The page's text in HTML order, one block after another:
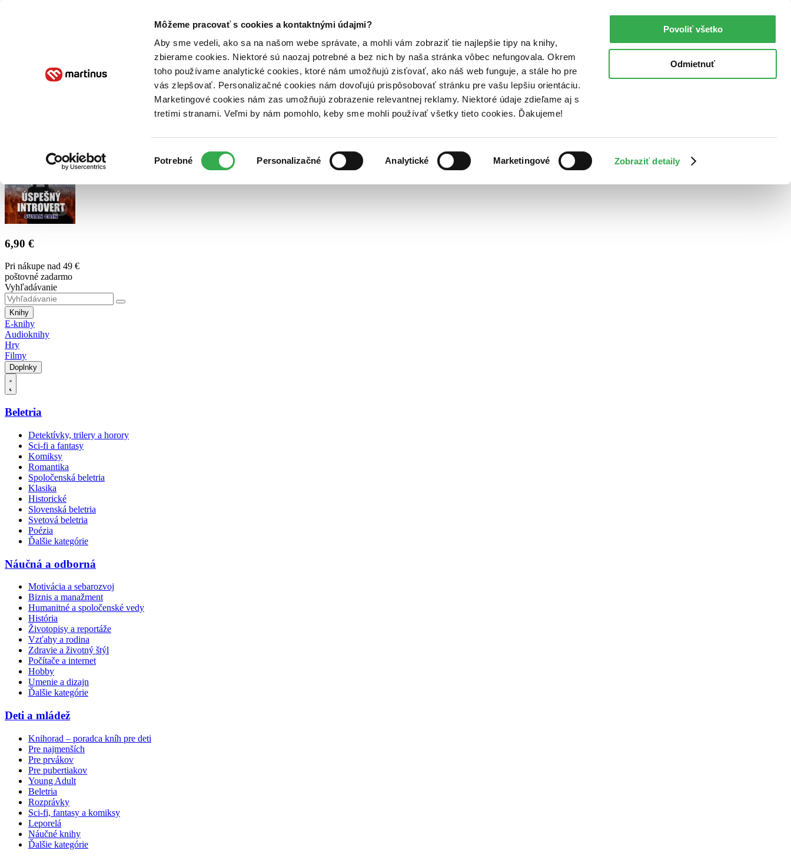
Môžeme pracovať s cookies a kontaktnými údajmi?
Aby sme vedeli, ako sa na našom webe správate, a mohli vám zobraziť tie najlepšie tipy na knihy,
zbierame cookies. Niektoré sú naozaj potrebné a bez nich by naša stránka vôbec nefungovala. Okrem
toho používame analytické cookies, ktoré nám umožňujú zisťovať, ako náš web funguje, a stále ho pre
vás zlepšovať. Personalizačné cookies nám dovoľujú prispôsobovať stránku pre vašu lepšiu orientáciu.
Marketingové cookies nám zas umožňujú zobrazenie relevantnej reklamy. Niektoré údaje zdieľame aj s
tretími stranami. Veľmi by nám pomohlo, keby sme mohli používať všetky tieto cookies. Ďakujeme!
súhlasu
Potrebné Personalizačné Analytické Marketingové Zobraziť detaily
Povoliť všetko
Odmietnuť
Poukážky Kontakt
6,90 €
Pri nákupe nad 49 €
poštovné zadarmo
Vyhľadávanie
Knihy
E-knihy
Audioknihy
Hry
Filmy
Doplnky
Beletria
Detektívky, trilery a horory
Sci-fi a fantasy
Komiksy
Romantika
Spoločenská beletria
Klasika
Historické
Slovenská beletria
Svetová beletria
Poézia
Ďalšie kategórie
Náučná a odborná
Motivácia a sebarozvoj
Biznis a manažment
Humanitné a spoločenské vedy
História
Životopisy a reportáže
Vzťahy a rodina
Zdravie a životný štýl
Počítače a internet
Hobby
Umenie a dizajn
Ďalšie kategórie
Deti a mládež
Knihorad – poradca kníh pre deti
Pre najmenších
Pre prvákov
Pre pubertiakov
Young Adult
Beletria
Rozprávky
Sci-fi, fantasy a komiksy
Leporelá
Náučné knihy
Ďalšie kategórie